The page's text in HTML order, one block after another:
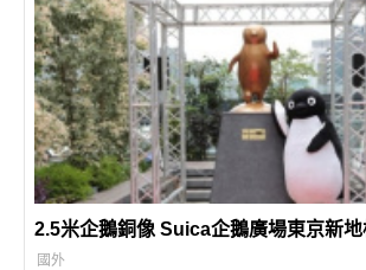
2.5米企鵝銅像 Suica企鵝廣場東京新地
國外